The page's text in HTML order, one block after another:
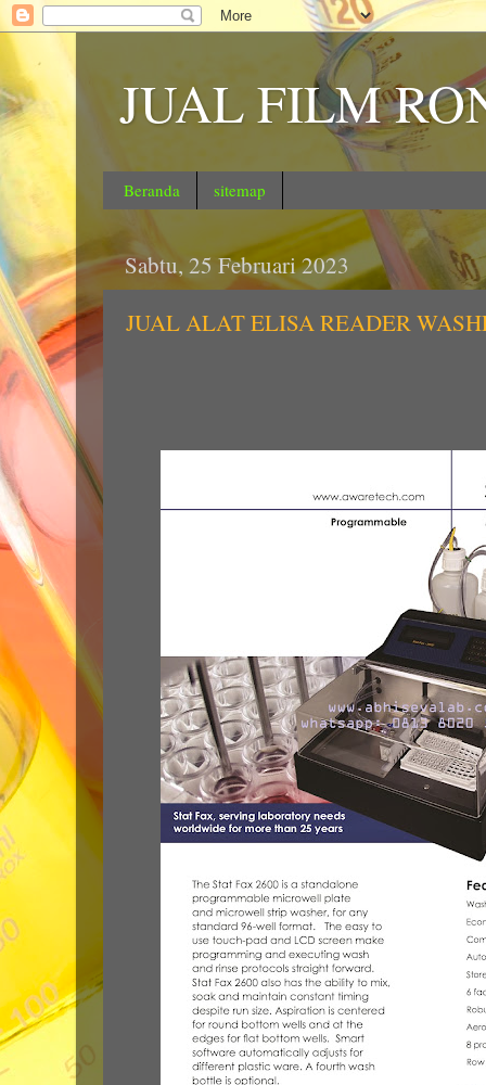
JUAL FILM
Beranda sitemap
Sabtu, 25 Februari 2023
JUAL ALAT ELISA READER